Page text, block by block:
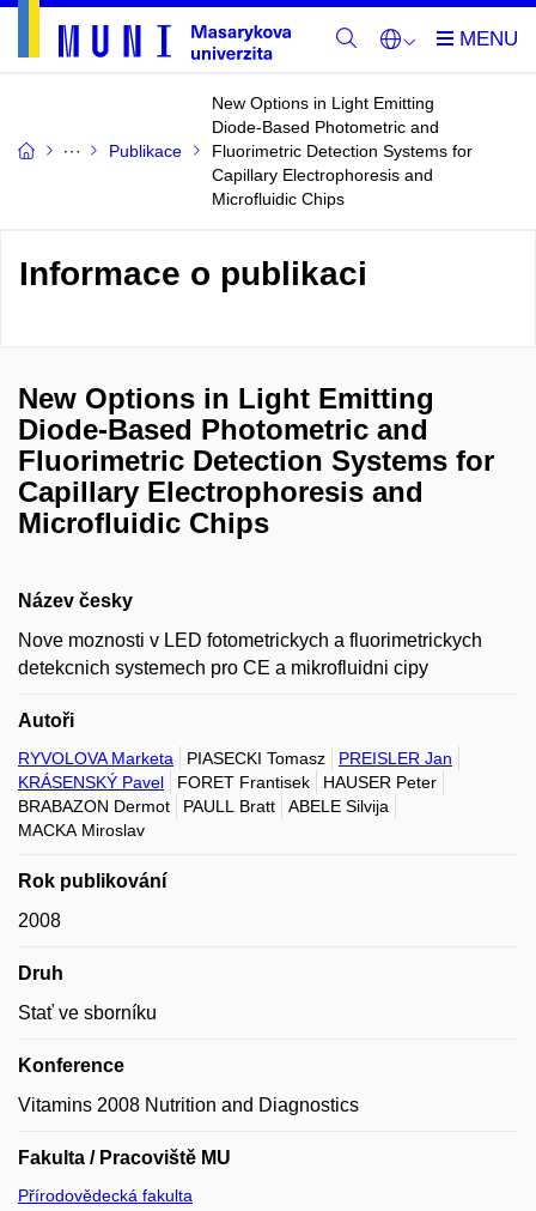
Publikace
New Options in Light Emitting
Diode-Based Photometric and
Fluorimetric Detection Systems for
Capillary Electrophoresis and
Microfluidic Chips
Informace o publikaci
New Options in Light Emitting
Diode-Based Photometric and
Fluorimetric Detection Systems for
Capillary Electrophoresis and
Microfluidic Chips
Název česky
Nove moznosti v LED fotometrickych a fluorimetrickych
detekcnich systemech pro CE a mikrofluidni cipy
Autoři
RYVOLOVA Marketa PIASECKI Tomasz
PREISLER Jan
KRÁSENSKÝ Pavel
FORET Frantisek
HAUSER Peter
BRABAZON Dermot
PAULL Bratt
ABELE Silvija
MACKA Miroslav
Rok publikování
2008
Druh
Stať ve sborníku
Konference
Vitamins 2008 Nutrition and Diagnostics
Fakulta / Pracoviště MU
Přírodovědecká fakulta